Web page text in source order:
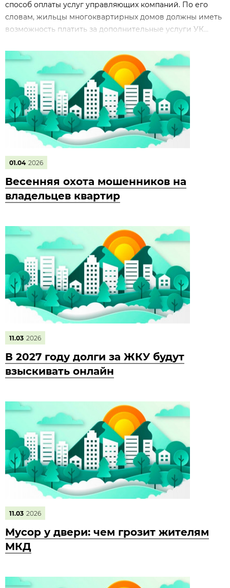
способ оплаты услуг управляющих компаний. По его
словам, жильцы многоквартирных домов должны иметь
возможность платить за дополнительные услуги УК...
01.04 2026
Весенняя охота мошенников на
владельцев квартир
11.03 2026
В 2027 году долги за ЖКУ будут
взыскивать онлайн
11.03 2026
Мусор у двери: чем грозит жителям
МКД